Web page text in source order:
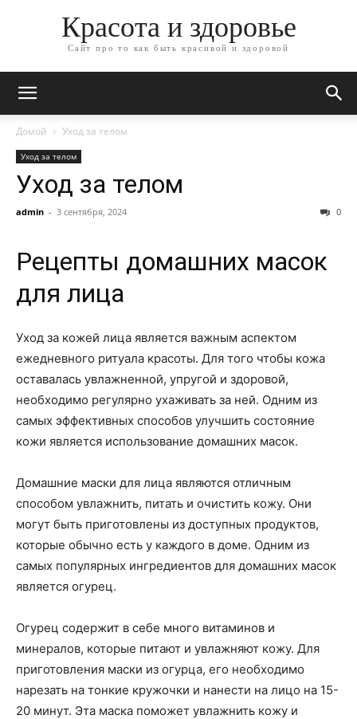
Красота и здоровье
Сайт про то как быть красивой и здоровой
Домой Уход за телом
Уход за телом
Уход за телом
admin - 3 сентября, 2024 0
Рецепты домашних масок
для лица
Уход за кожей лица является важным аспектом
ежедневного ритуала красоты. Для того чтобы кожа
оставалась увлажненной, упругой и здоровой,
необходимо регулярно ухаживать за ней. Одним из
самых эффективных способов улучшить состояние
кожи является использование домашних масок.
Домашние маски для лица являются отличным
способом увлажнить, питать и очистить кожу. Они
могут быть приготовлены из доступных продуктов,
которые обычно есть у каждого в доме. Одним из
самых популярных ингредиентов для домашних масок
является огурец.
Огурец содержит в себе много витаминов и
минералов, которые питают и увлажняют кожу. Для
приготовления маски из огурца, его необходимо
нарезать на тонкие кружочки и нанести на лицо на 15-
20 минут. Эта маска поможет увлажнить кожу и